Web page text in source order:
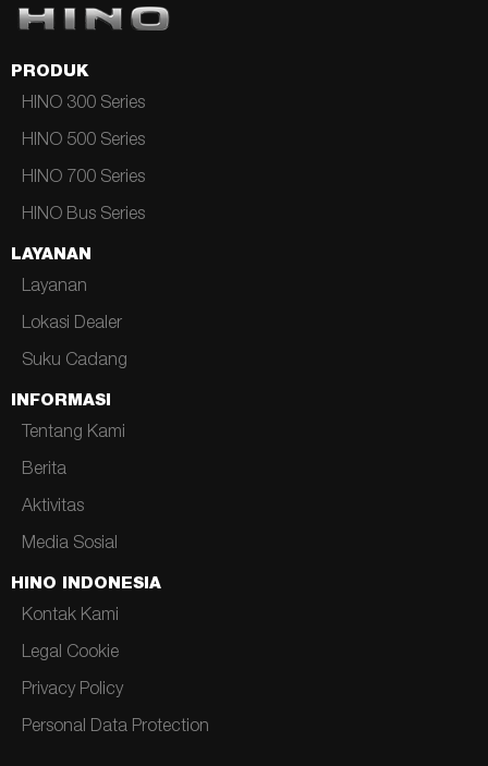
PRODUK
HINO 300 Series
HINO 500 Series
HINO 700 Series
HINO Bus Series
LAYANAN
Layanan
Lokasi Dealer
Suku Cadang
INFORMASI
Tentang Kami
Berita
Aktivitas
Media Sosial
HINO INDONESIA
Kontak Kami
Legal Cookie
Privacy Policy
Personal Data Protection